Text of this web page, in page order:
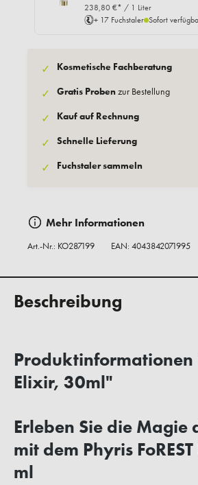
238,80 €* / 1 Liter
+ 17 Fuchstaler Sofort
✓ Kosmetische Fachberatung
✓ Gratis Probenzur Bestellung
✓ Kauf auf Rechnung
✓ Schnelle Lieferung
✓ Fuchstaler sammeln
Mehr Informationen
Art.-Nr.: KO287199 EAN: 4043842071995
Beschreibung
Produktinformationen
Elixir, 30ml"
Erleben Sie die Magie
mit dem Phyris
ml